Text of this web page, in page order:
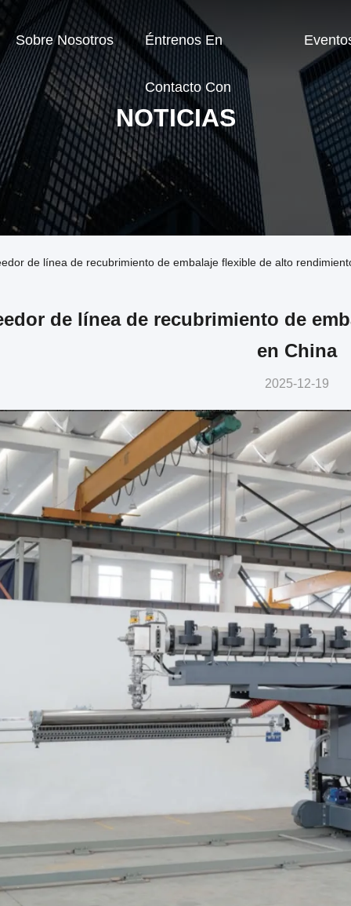
Sobre Nosotros Éntrenos En
Contacto Con
NOTICIAS
de línea de recubrimiento de embalaje flexible de alto
de línea de recubrimiento de
en China
2025-12-19